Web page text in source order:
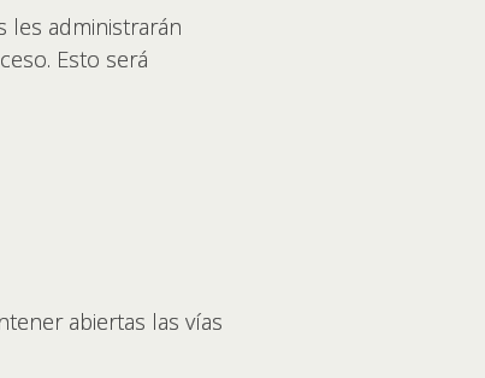
les administrarán
Esto será
abiertas las vías